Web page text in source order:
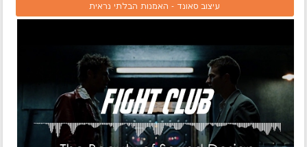
עיצוב סאונד - האמנות הבלתי נראית